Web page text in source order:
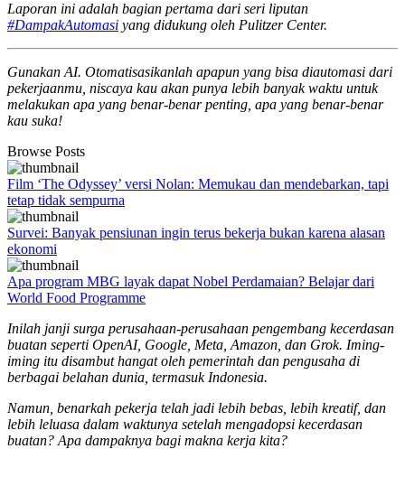
Laporan ini adalah bagian pertama dari seri liputan
#DampakAutomasi yang didukung oleh Pulitzer Center.
Gunakan AI. Otomatisasikanlah apapun yang bisa diautomasi dari
pekerjaanmu, niscaya kau akan punya lebih banyak waktu untuk
melakukan apa yang benar-benar penting, apa yang benar-benar
kau suka!
Browse Posts
Film ‘The Odyssey’ versi Nolan: Memukau dan mendebarkan, tapi
tetap tidak sempurna
Survei: Banyak pensiunan ingin terus bekerja bukan karena alasan
ekonomi
Apa program MBG layak dapat Nobel Perdamaian? Belajar dari
World Food Programme
Inilah janji surga perusahaan-perusahaan pengembang kecerdasan
buatan seperti OpenAI, Google, Meta, Amazon, dan Grok. Iming-
iming itu disambut hangat oleh pemerintah dan pengusaha di
berbagai belahan dunia, termasuk Indonesia.
Namun, benarkah pekerja telah jadi lebih bebas, lebih kreatif, dan
lebih leluasa dalam waktunya setelah mengadopsi kecerdasan
buatan? Apa dampaknya bagi makna kerja kita?